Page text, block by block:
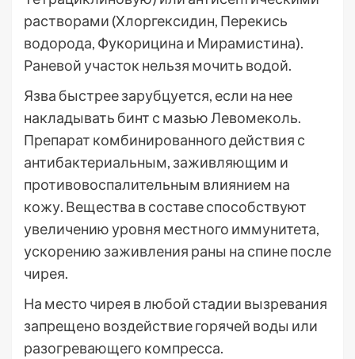
растворами (Хлоргексидин, Перекись
водорода, Фукорицина и Мирамистина).
Раневой участок нельзя мочить водой.
Язва быстрее зарубцуется, если на нее
накладывать бинт с мазью Левомеколь.
Препарат комбинированного действия с
антибактериальным, заживляющим и
противовоспалительным влиянием на
кожу. Вещества в составе способствуют
увеличению уровня местного иммунитета,
ускорению заживления раны на спине после
чирея.
На место чирея в любой стадии вызревания
запрещено воздействие горячей воды или
разогревающего компресса.